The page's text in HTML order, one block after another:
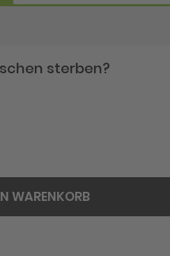
sterben?
WARENKORB